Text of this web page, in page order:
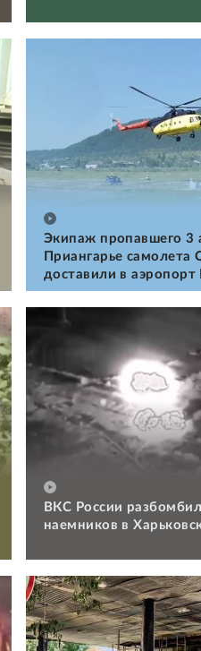
Экипаж пропавшего 3
Приангарье самолета
доставили в аэропорт
ВКС России
наемников в